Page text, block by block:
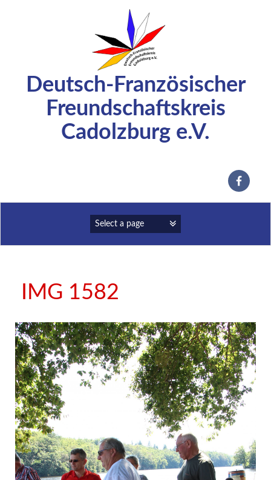
Deutsch-Französischer
Freundschaftskreis
Cadolzburg e.V.
IMG 1582